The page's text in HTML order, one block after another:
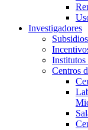
Investigadores
Subsidios
Institutos
Centros